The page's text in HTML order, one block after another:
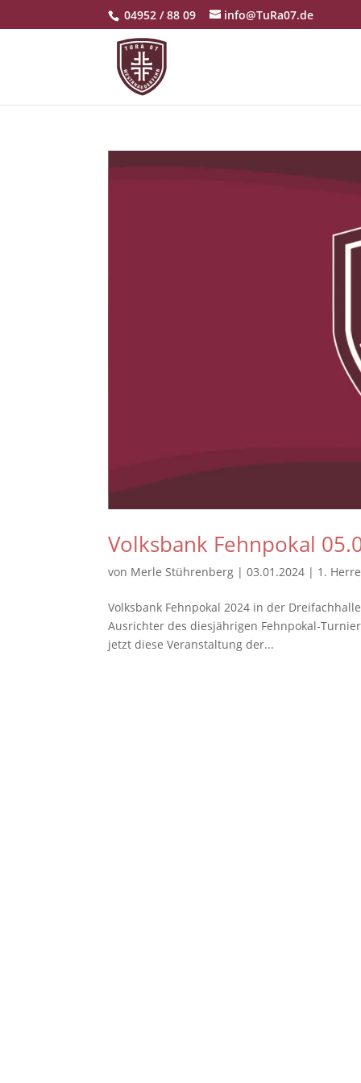
04952 / 88 09 info@TuRa07.de
Volksbank Fehnpokal
von Merle Stührenberg |03.01.2024 | 1.
Volksbank Fehnpokal 2024 in der
Ausrichter des diesjährigen Fehnpokal-
jetzt diese Veranstaltung der...